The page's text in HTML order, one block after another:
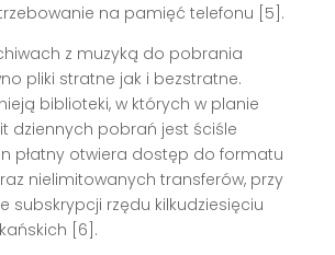
na pamięć telefonu [5].
z muzyką do pobrania
pliki stratne jak i bezstratne.
biblioteki, w których w planie
dziennych pobrań jest ściśle
płatny otwiera dostęp do formatu
nielimitowanych transferów, przy
subskrypcji rzędu kilkudziesięciu
[6].